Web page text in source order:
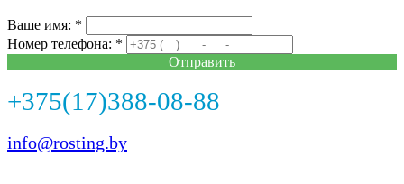
Ваше имя: *
Номер телефона: *
Отправить
+375(17)388-08-88
info@rosting.by